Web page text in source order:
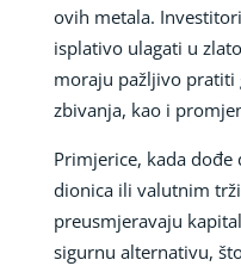
ovih metala.
isplativo ulagati u
moraju pažljivo pratiti
zbivanja, kao i
Primjerice, kada
dionica ili valutnim
preusmjeravaju
sigurnu alternativu,